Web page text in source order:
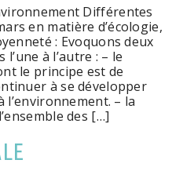
Différentes
en matière d’écologie,
: Evoquons deux
à l’autre : – le
le principe est de
à se développer
– la
des […]